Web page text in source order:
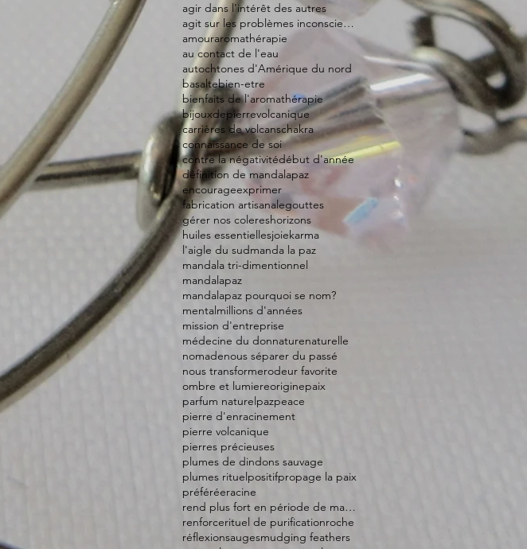
agir dans l'intérêt des autres
agit sur les problèmes inconscients
amouraromathérapie
au contact de l'eau
autochtones d'Amérique du nord
basaltebien-etre
bienfaits de l'aromathérapie
bijouxdepierrevolcanique
carrières de volcanschakra
connaissance de soi
contre la négativitédébut d'année
définition de mandalapaz
encourageexprimer
fabrication artisanalegouttes
gérer nos colereshorizons
huiles essentiellesjoiekarma
l'aigle du sudmanda la paz
mandala tri-dimentionnel
mandalapaz
mandalapaz pourquoi se nom?
mental millions d'années
mission d'entreprise
médecine du donnaturenaturelle
nomadenous séparer du passé
nous transformerodeur favorite
ombre et lumiereoriginepaix
parfum naturel pazpeace
pierre d'enracinement
pierre volcanique
pierres précieuses
plumes de dindons sauvage
plumes rituel positifpropage la paix
préféréeracine
rend plus fort en période de manque
renforcerituel de purificationroche
réflexionsaugesmudging feathers